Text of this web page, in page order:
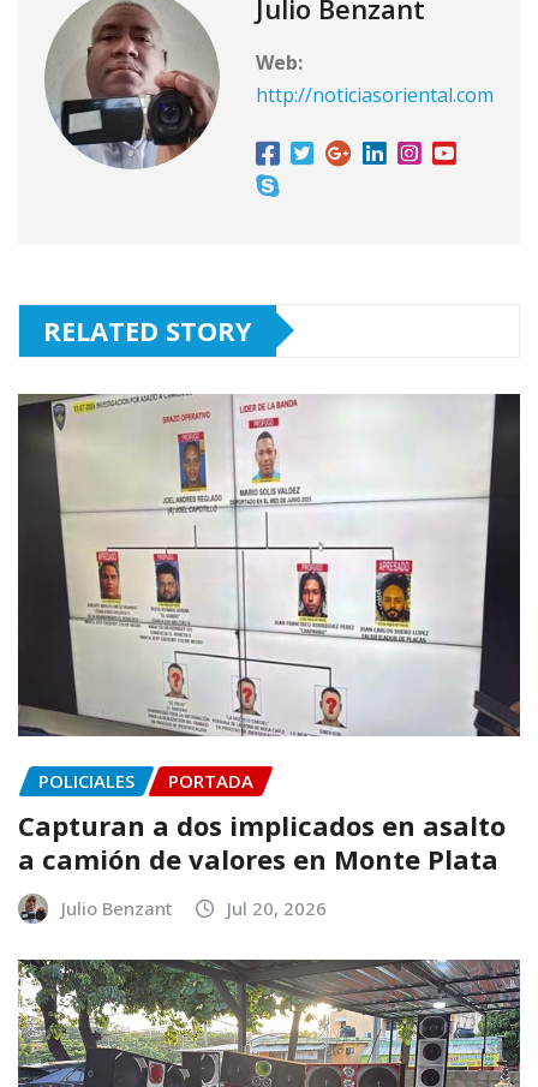
Julio Benzant
Web:
http://noticiasoriental.com
RELATED STORY
POLICIALES PORTADA
Capturan a dos implicados en asalto
a camión de valores en Monte Plata
Julio Benzant Jul 20, 2026